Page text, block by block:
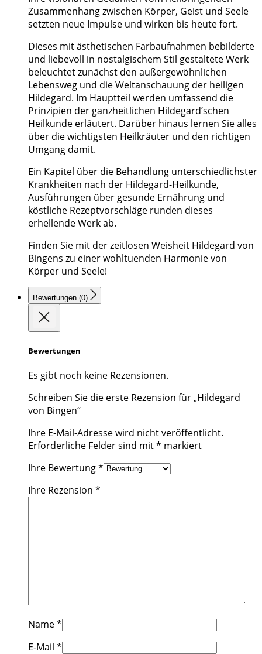
Zusammenhang zwischen Körper, Geist und Seele
setzten neue Impulse und wirken bis heute fort.
Dieses mit ästhetischen Farbaufnahmen bebilderte
und liebevoll in nostalgischem Stil gestaltete Werk
beleuchtet zunächst den außergewöhnlichen
Lebensweg und die Weltanschauung der heiligen
Hildegard. Im Hauptteil werden umfassend die
Prinzipien der ganzheitlichen Hildegard’schen
Heilkunde erläutert. Darüber hinaus lernen Sie alles
über die wichtigsten Heilkräuter und den richtigen
Umgang damit.
Ein Kapitel über die Behandlung unterschiedlichster
Krankheiten nach der Hildegard-Heilkunde,
Ausführungen über gesunde Ernährung und
köstliche Rezeptvorschläge runden dieses
erhellende Werk ab.
Finden Sie mit der zeitlosen Weisheit Hildegard von
Bingens zu einer wohltuenden Harmonie von
Körper und Seele!
Bewertungen (0)
Bewertungen
Es gibt noch keine Rezensionen.
Schreiben Sie die erste Rezension für „Hildegard
von Bingen“
Ihre E-Mail-Adresse wird nicht veröffentlicht.
Erforderliche Felder sind mit* markiert
Ihre Bewertung*
Ihre Rezension *
Name*
E-Mail *